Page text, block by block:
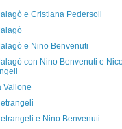
e Cristiana Pedersoli
e Nino Benvenuti
con Nino Benvenuti e
Vallone
e Nino Benvenuti